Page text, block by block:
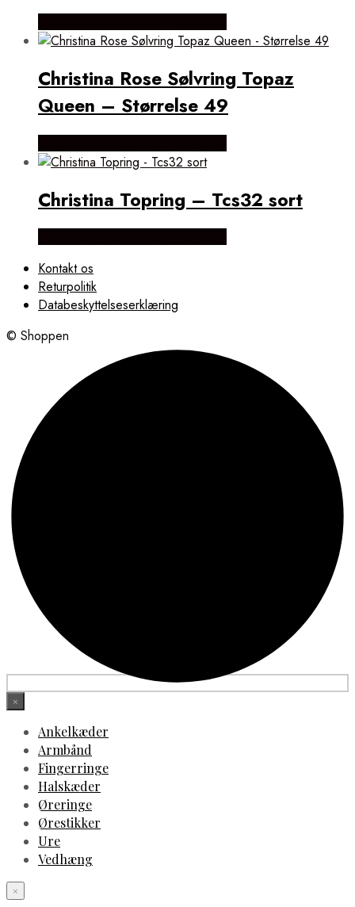
Christina Rose Sølvring Topaz
Queen – Størrelse 49
Christina Topring – Tcs32 sort
Kontakt os
Returpolitik
Databeskyttelseserklæring
© Shoppen
×
Ankelkæder
Armbånd
Fingerringe
Halskæder
Øreringe
Ørestikker
Ure
Vedhæng
×